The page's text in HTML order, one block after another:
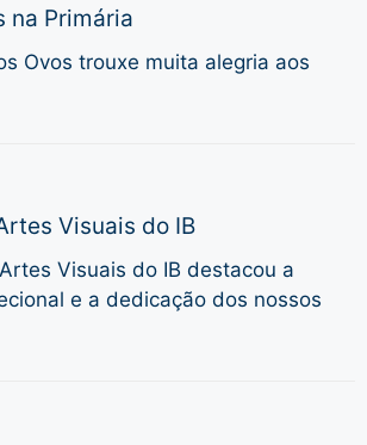
na Primária
Ovos trouxe muita alegria aos
Visuais do IB
Visuais do IB destacou a
e a dedicação dos nossos